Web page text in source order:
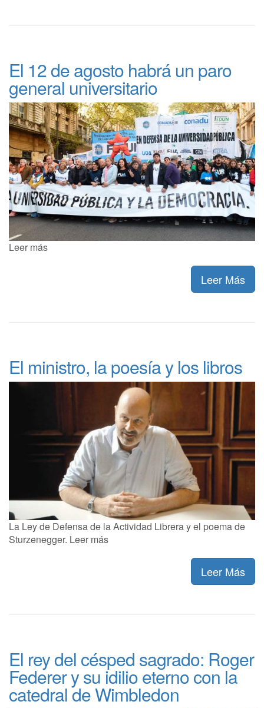
El 12 de agosto habrá un paro
general universitario
Leer más
Leer Más
El ministro, la poesía y los libros
La Ley de Defensa de la Actividad Librera y el poema de
Sturzenegger. Leer más
Leer Más
El rey del césped sagrado: Roger
Federer y su idilio eterno con la
catedral de Wimbledon